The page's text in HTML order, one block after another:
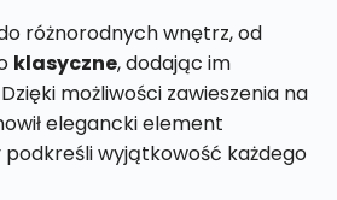
różnorodnych wnętrz, od
klasyczne, dodając im
możliwości zawieszenia na
elegancki element
wyjątkowość każdego